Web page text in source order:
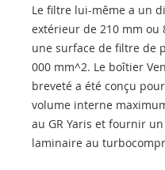
Le filtre lui-même a un
extérieur de 210 mm ou
une surface de filtre de
000 mm^2. Le boîtier
breveté a été conçu
volume interne
au GR Yaris et fournir
laminaire au